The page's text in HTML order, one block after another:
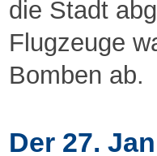
die Stadt
Flugzeuge
Bomben ab.
Der 27.